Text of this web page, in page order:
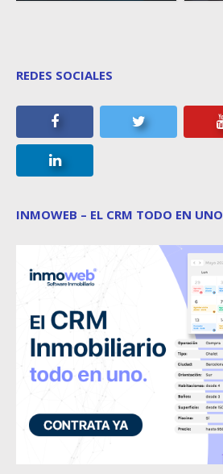
REDES SOCIALES
INMOWEB – EL CRM TODO EN UNO